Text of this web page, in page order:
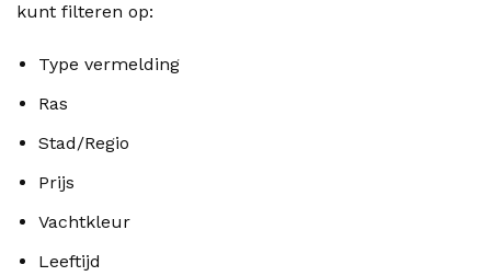
kunt filteren op:
Type vermelding
Ras
Stad/Regio
Prijs
Vachtkleur
Leeftijd